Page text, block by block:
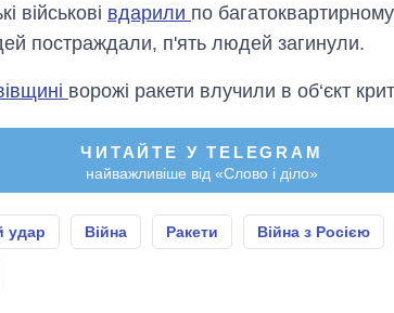
військові вдарили по
постраждали, п'ять людей загинули.
ворожі ракети влучили в об‘єкт
ЧИТАЙТЕ У TELEGRAM
найважливіше від «Слово і діло»
удар Війна Ракети Війна з Росією